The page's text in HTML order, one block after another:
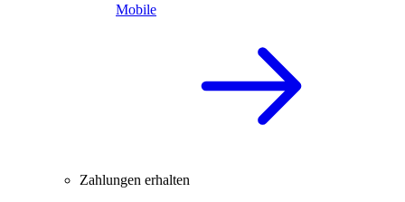
Mobile
Zahlungen erhalten